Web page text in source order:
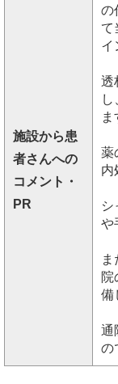
施設から患
者さんへの
コメント・
PR
の
て
イ
透
ま
薬
内
シ
や
院
備
通
の